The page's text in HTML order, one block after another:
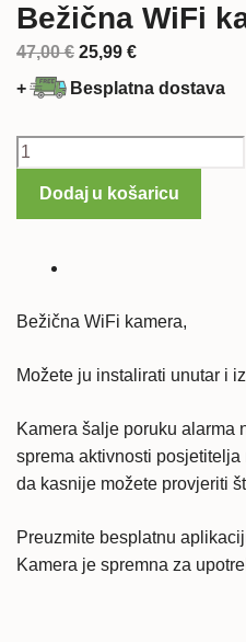
Bežična WiFi
47,00€ Izvorna
cijena
je:
25,99 €Trenutna
cijena
25,99 €.
+ Besplatna dostava
Bežična
kamera
Dodaj u košaricu
Bežična WiFi kamera,
Možete ju instalirati unutar i
Kamera šalje poruku alarma
sprema aktivnosti
da kasnije možete provjeriti
Preuzmite besplatnu
Kamera je spremna za